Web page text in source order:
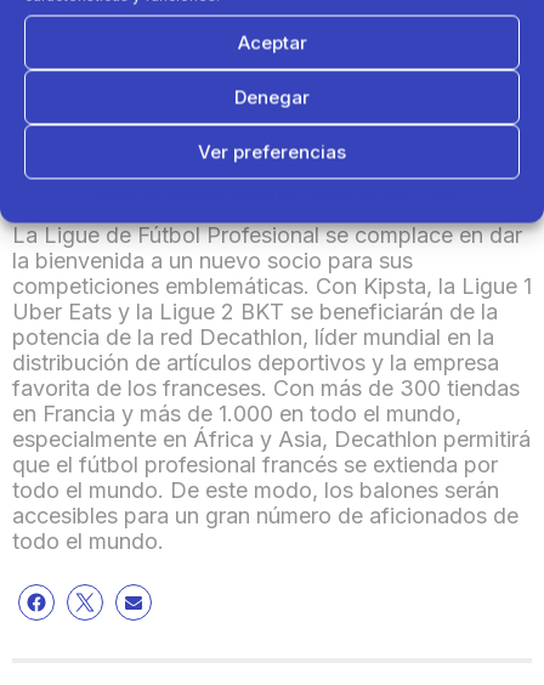
Aceptar
Denegar
Ver preferencias
pruebas de calidad en varias etapas de su
Con los balones oficiales de la Ligue 1 Uber Eats y
de la Ligue 2 BKT, Kipsta quiere demostrar su
experiencia y calidad al más alto nivel de la
competición en Francia.
La Ligue de Fútbol Profesional se complace en dar
la bienvenida a un nuevo socio para sus
competiciones emblemáticas. Con Kipsta, la Ligue 1
Uber Eats y la Ligue 2 BKT se beneficiarán de la
potencia de la red Decathlon, líder mundial en la
distribución de artículos deportivos y la empresa
favorita de los franceses. Con más de 300 tiendas
en Francia y más de 1.000 en todo el mundo,
especialmente en África y Asia, Decathlon permitirá
que el fútbol profesional francés se extienda por
todo el mundo. De este modo, los balones serán
accesibles para un gran número de aficionados de
todo el mundo.